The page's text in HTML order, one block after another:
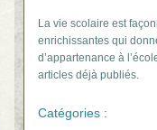
La vie scolaire est
enrichissantes qui
d’appartenance à
articles déjà publiés.
Catégories :